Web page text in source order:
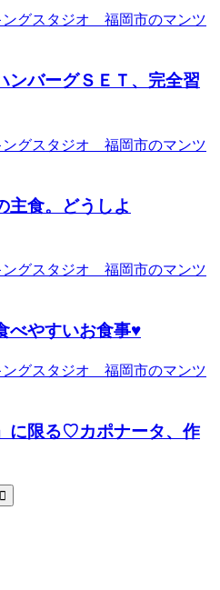
ンバーグＳＥＴ、完全習
主食。どうしよ
べやすいお食事♥
に限る♡カポナータ、作